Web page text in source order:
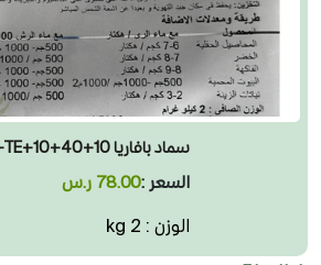
سماد بافاريا 10+40+10+2MgO+TE
السعر :78.00 ر.س
الوزن : 2 kg